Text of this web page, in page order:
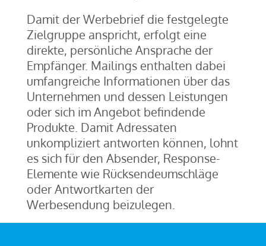
Damit der Werbebrief die festgelegte
Zielgruppe anspricht, erfolgt eine
direkte, persönliche Ansprache der
Empfänger. Mailings enthalten dabei
umfangreiche Informationen über das
Unternehmen und dessen Leistungen
oder sich im Angebot befindende
Produkte. Damit Adressaten
unkompliziert antworten können, lohnt
es sich für den Absender, Response-
Elemente wie Rücksendeumschläge
oder Antwortkarten der
Werbesendung beizulegen.